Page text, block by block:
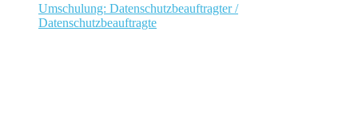
Umschulung: Datenschutzbeauftragter /
Datenschutzbeauftragte